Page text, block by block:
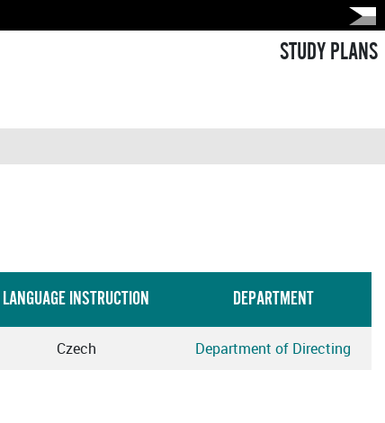
STUDY PLANS
LANGUAGE INSTRUCTION DEPARTMENT
Czech Department of Directing